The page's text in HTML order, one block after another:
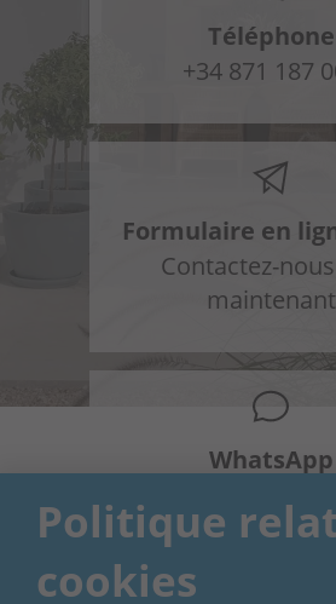
Politique
cookies
Téléphone
+34 871 187
Formulaire en
Contactez-
maintenant
WhatsApp